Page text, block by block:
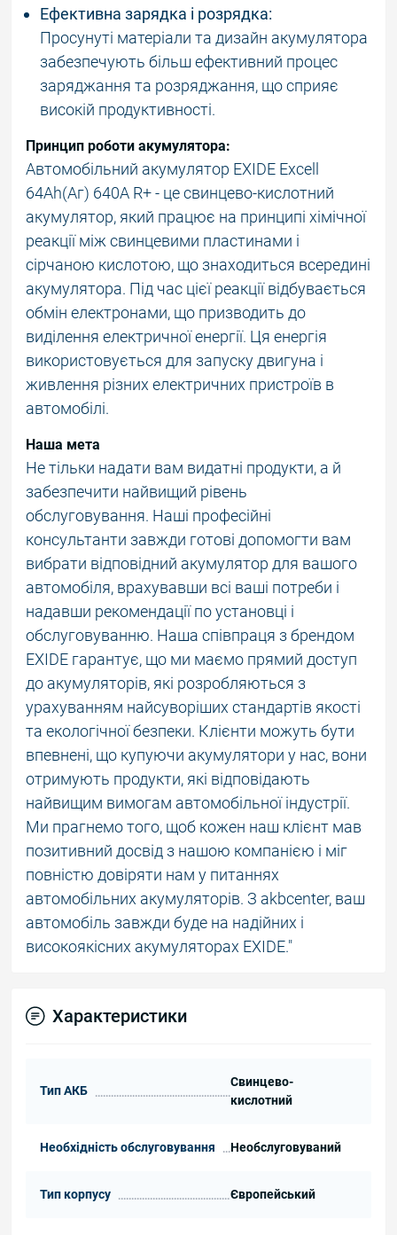
Ефективна зарядка і розрядка:
Просунуті матеріали та дизайн акумулятора
забезпечують більш ефективний процес
заряджання та розряджання, що сприяє
високій продуктивності.
Принцип роботи акумулятора:
Автомобільний акумулятор EXIDE Excell
64Ah(Аг) 640A R+ - це свинцево-кислотний
акумулятор, який працює на принципі хімічної
реакції між свинцевими пластинами і
сірчаною кислотою, що знаходиться всередині
акумулятора. Під час цієї реакції відбувається
обмін електронами, що призводить до
виділення електричної енергії. Ця енергія
використовується для запуску двигуна і
живлення різних електричних пристроїв в
автомобілі.
Наша мета
Не тільки надати вам видатні продукти, а й
забезпечити найвищий рівень
обслуговування. Наші професійні
консультанти завжди готові допомогти вам
вибрати відповідний акумулятор для вашого
автомобіля, врахувавши всі ваші потреби і
надавши рекомендації по установці і
обслуговуванню. Наша співпраця з брендом
EXIDE гарантує, що ми маємо прямий доступ
до акумуляторів, які розробляються з
урахуванням найсуворіших стандартів якості
та екологічної безпеки. Клієнти можуть бути
впевнені, що купуючи акумулятори у нас, вони
отримують продукти, які відповідають
найвищим вимогам автомобільної індустрії.
Ми прагнемо того, щоб кожен наш клієнт мав
позитивний досвід з нашою компанією і міг
повністю довіряти нам у питаннях
автомобільних акумуляторів. З akbcenter, ваш
автомобіль завжди буде на надійних і
високоякісних акумуляторах EXIDE."
Характеристики
Тип АКБ
Свинцево-
кислотний
Необхідність обслуговування Необслуговуваний
Тип корпусу Європейський